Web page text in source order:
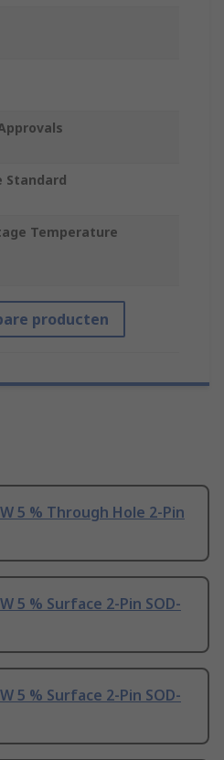
Standard
Temperature
producten
5 % Through Hole 2-Pin
5 % Surface 2-Pin SOD-
5 % Surface 2-Pin SOD-